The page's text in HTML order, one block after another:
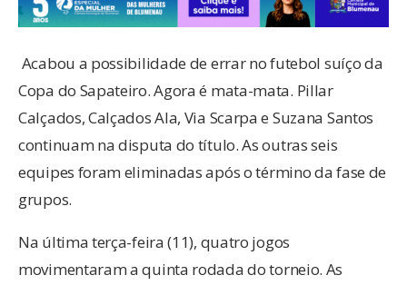
Acabou a possibilidade de errar no futebol suíço da
Copa do Sapateiro. Agora é mata-mata. Pillar
Calçados, Calçados Ala, Via Scarpa e Suzana Santos
continuam na disputa do título. As outras seis
equipes foram eliminadas após o término da fase de
grupos.
Na última terça-feira (11), quatro jogos
movimentaram a quinta rodada do torneio. As